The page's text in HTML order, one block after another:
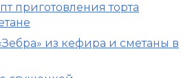
приготовления торта
из кефира и сметаны в